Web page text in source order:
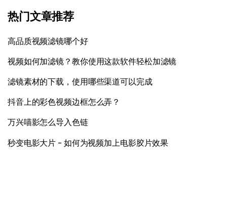
热门文章推荐
高品质视频滤镜哪个好
视频如何加滤镜？教你使用这款软件轻松加滤镜
滤镜素材的下载，使用哪些渠道可以完成
抖音上的彩色视频边框怎么弄？
万兴喵影怎么导入色链
秒变电影大片 - 如何为视频加上电影胶片效果